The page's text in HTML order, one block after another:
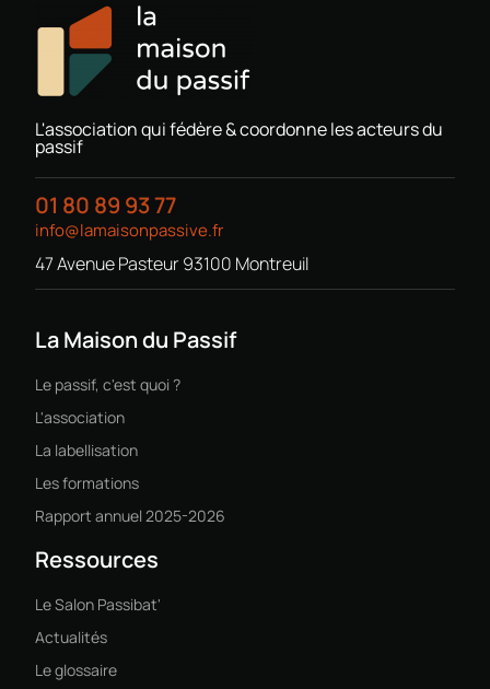
L'association qui fédère & coordonne les acteurs du
passif
01 80 89 93 77
info@lamaisonpassive.fr
47 Avenue Pasteur 93100 Montreuil
La Maison du Passif
Le passif, c'est quoi ?
L'association
La labellisation
Les formations
Rapport annuel 2025-2026
Ressources
Le Salon Passibat'
Actualités
Le glossaire